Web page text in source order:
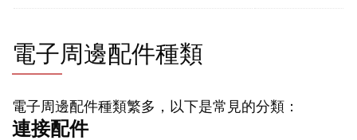
電子周邊配件種類
電子周邊配件種類繁多，以下是常見的分類：
連接配件